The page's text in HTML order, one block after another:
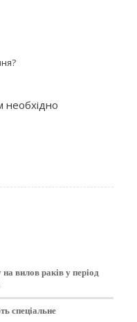
необхідно
вилов раків у період
спеціальне